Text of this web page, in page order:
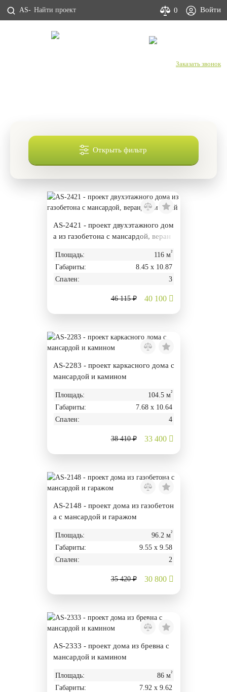
AS- 0 Войти
Заказать звонок
Открыть фильтр
AS-2421 - проект двухэтажного дом
а из газобетона с мансардой, веран
Площадь: 116 м²
Габариты:
8.45 х 10.87
Спален:
3
46 115 ₽ 40 100
AS-2283 - проект каркасного дома с
мансардой и камином
Площадь: 104.5 м²
Габариты:
7.68 х 10.64
Спален:
4
38 410 ₽ 33 400
AS-2148 - проект дома из газобетон
а с мансардой и гаражом
Площадь: 96.2 м²
Габариты:
9.55 х 9.58
Спален:
2
35 420 ₽ 30 800
AS-2333 - проект дома из бревна с
мансардой и камином
Площадь: 86 м²
Габариты:
7.92 х 9.62